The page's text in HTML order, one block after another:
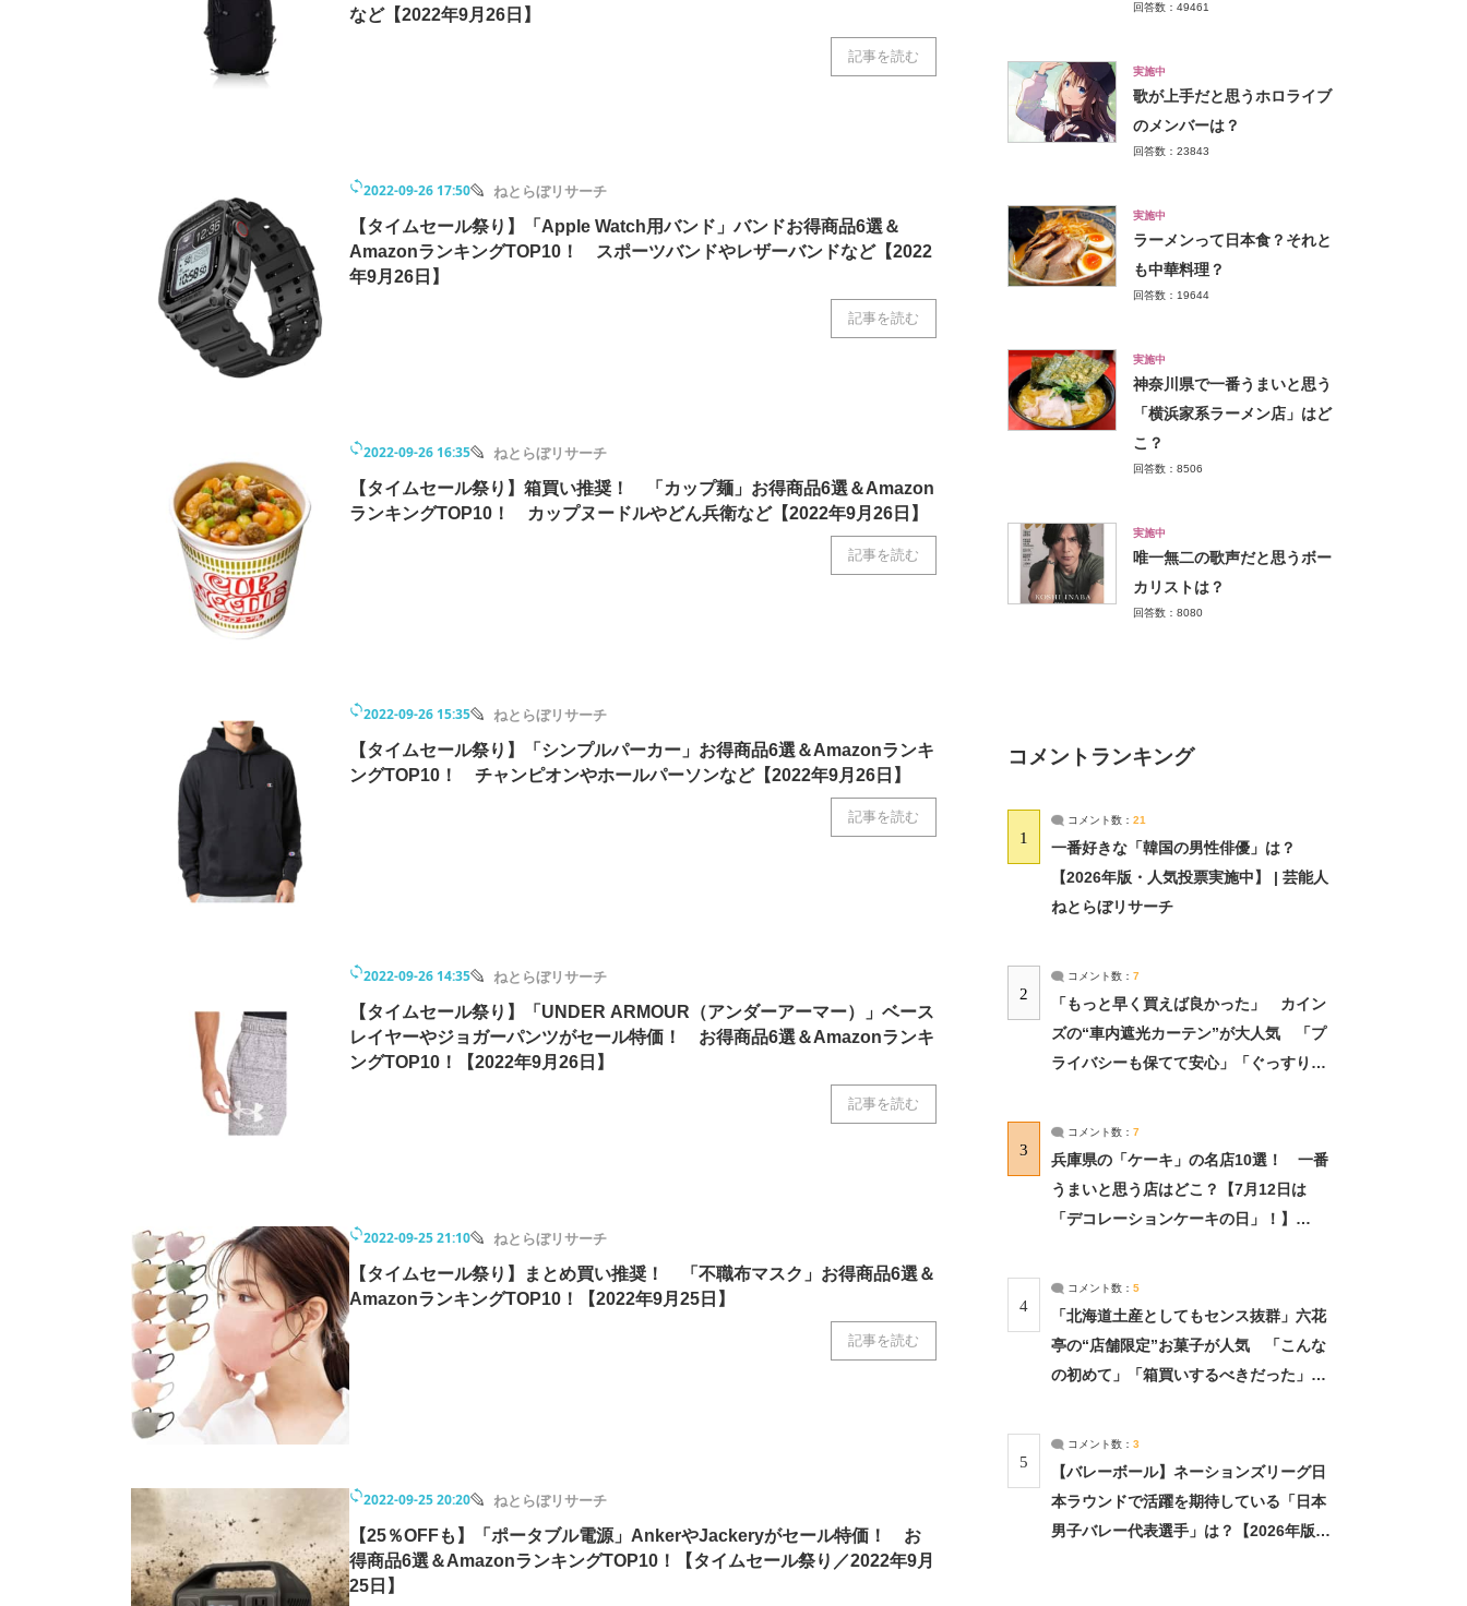
など【2022年9月26日】
記事を読む
2022-09-26 17:50 ねとらぼリサーチ
【タイムセール祭り】「Apple Watch用バンド」バンドお得商品6選＆
AmazonランキングTOP10！ スポーツバンドやレザーバンドなど【2022
年9月26日】
記事を読む
2022-09-26 16:35 ねとらぼリサーチ
【タイムセール祭り】箱買い推奨！ 「カップ麺」お得商品6選＆Amazon
ランキングTOP10！ カップヌードルやどん兵衛など【2022年9月26日】
記事を読む
2022-09-26 15:35 ねとらぼリサーチ
【タイムセール祭り】「シンプルパーカー」お得商品6選＆Amazonランキ
ングTOP10！ チャンピオンやホールパーソンなど【2022年9月26日】
記事を読む
2022-09-26 14:35 ねとらぼリサーチ
【タイムセール祭り】「UNDER ARMOUR（アンダーアーマー）」ベース
レイヤーやジョガーパンツがセール特価！ お得商品6選＆Amazonランキ
ングTOP10！【2022年9月26日】
記事を読む
2022-09-25 21:10 ねとらぼリサーチ
【タイムセール祭り】まとめ買い推奨！ 「不職布マスク」お得商品6選＆
AmazonランキングTOP10！【2022年9月25日】
記事を読む
2022-09-25 20:20 ねとらぼリサーチ
【25％OFFも】「ポータブル電源」AnkerやJackeryがセール特価！ お
得商品6選＆AmazonランキングTOP10！【タイムセール祭り／2022年9月
25日】
回答数：49461
実施中
歌が上手だと思うホロライブ
のメンバーは？
回答数：23843
実施中
ラーメンって日本食？それと
も中華料理？
回答数：19644
実施中
神奈川県で一番うまいと思う
「横浜家系ラーメン店」はど
こ？
回答数：8506
実施中
唯一無二の歌声だと思うボー
カリストは？
回答数：8080
コメントランキング
1
コメント数： 21
一番好きな「韓国の男性俳優」は？
【2026年版・人気投票実施中】 | 芸能人
ねとらぼリサーチ
2
コメント数： 7
「もっと早く買えば良かった」 カイン
ズの“車内遮光カーテン”が大人気 「プ
ライバシーも保てて安心」「ぐっすり眠
3
コメント数： 7
兵庫県の「ケーキ」の名店10選！ 一番
うまいと思う店はどこ？【7月12日は
「デコレーションケーキの日」！】
4
コメント数： 5
「北海道土産としてもセンス抜群」六花
亭の“店舗限定”お菓子が人気 「こんな
の初めて」「箱買いするべきだった」
5
コメント数： 3
【バレーボール】ネーションズリーグ日
本ラウンドで活躍を期待している「日本
男子バレー代表選手」は？【2026年版・